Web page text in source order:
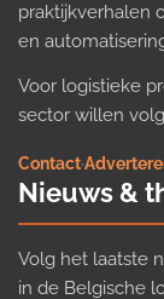
praktijkverhalen
en
Voor logistieke
sector willen
Contact·
Nieuws &
Volg het laatste
in de Belgische